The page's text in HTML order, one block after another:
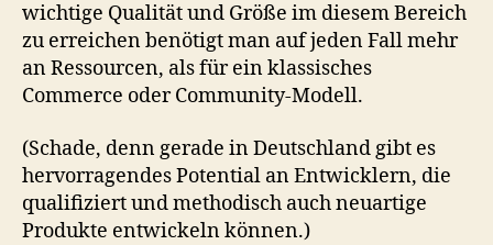
wichtige Qualität und Größe im diesem Bereich
zu erreichen benötigt man auf jeden Fall mehr
an Ressourcen, als für ein klassisches
Commerce oder Community-Modell.
(Schade, denn gerade in Deutschland gibt es
hervorragendes Potential an Entwicklern, die
qualifiziert und methodisch auch neuartige
Produkte entwickeln können.)